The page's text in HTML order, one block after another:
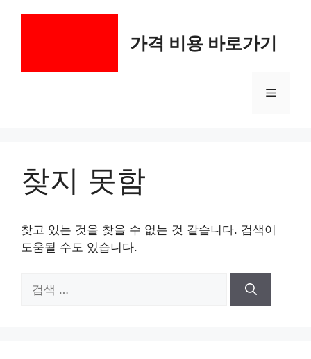
가격 비용 바로가기
메
찾지 못함
찾고 있는 것을 찾을 수 없는 것 같습니다. 검색이
도움될 수도 있습니다.
색: